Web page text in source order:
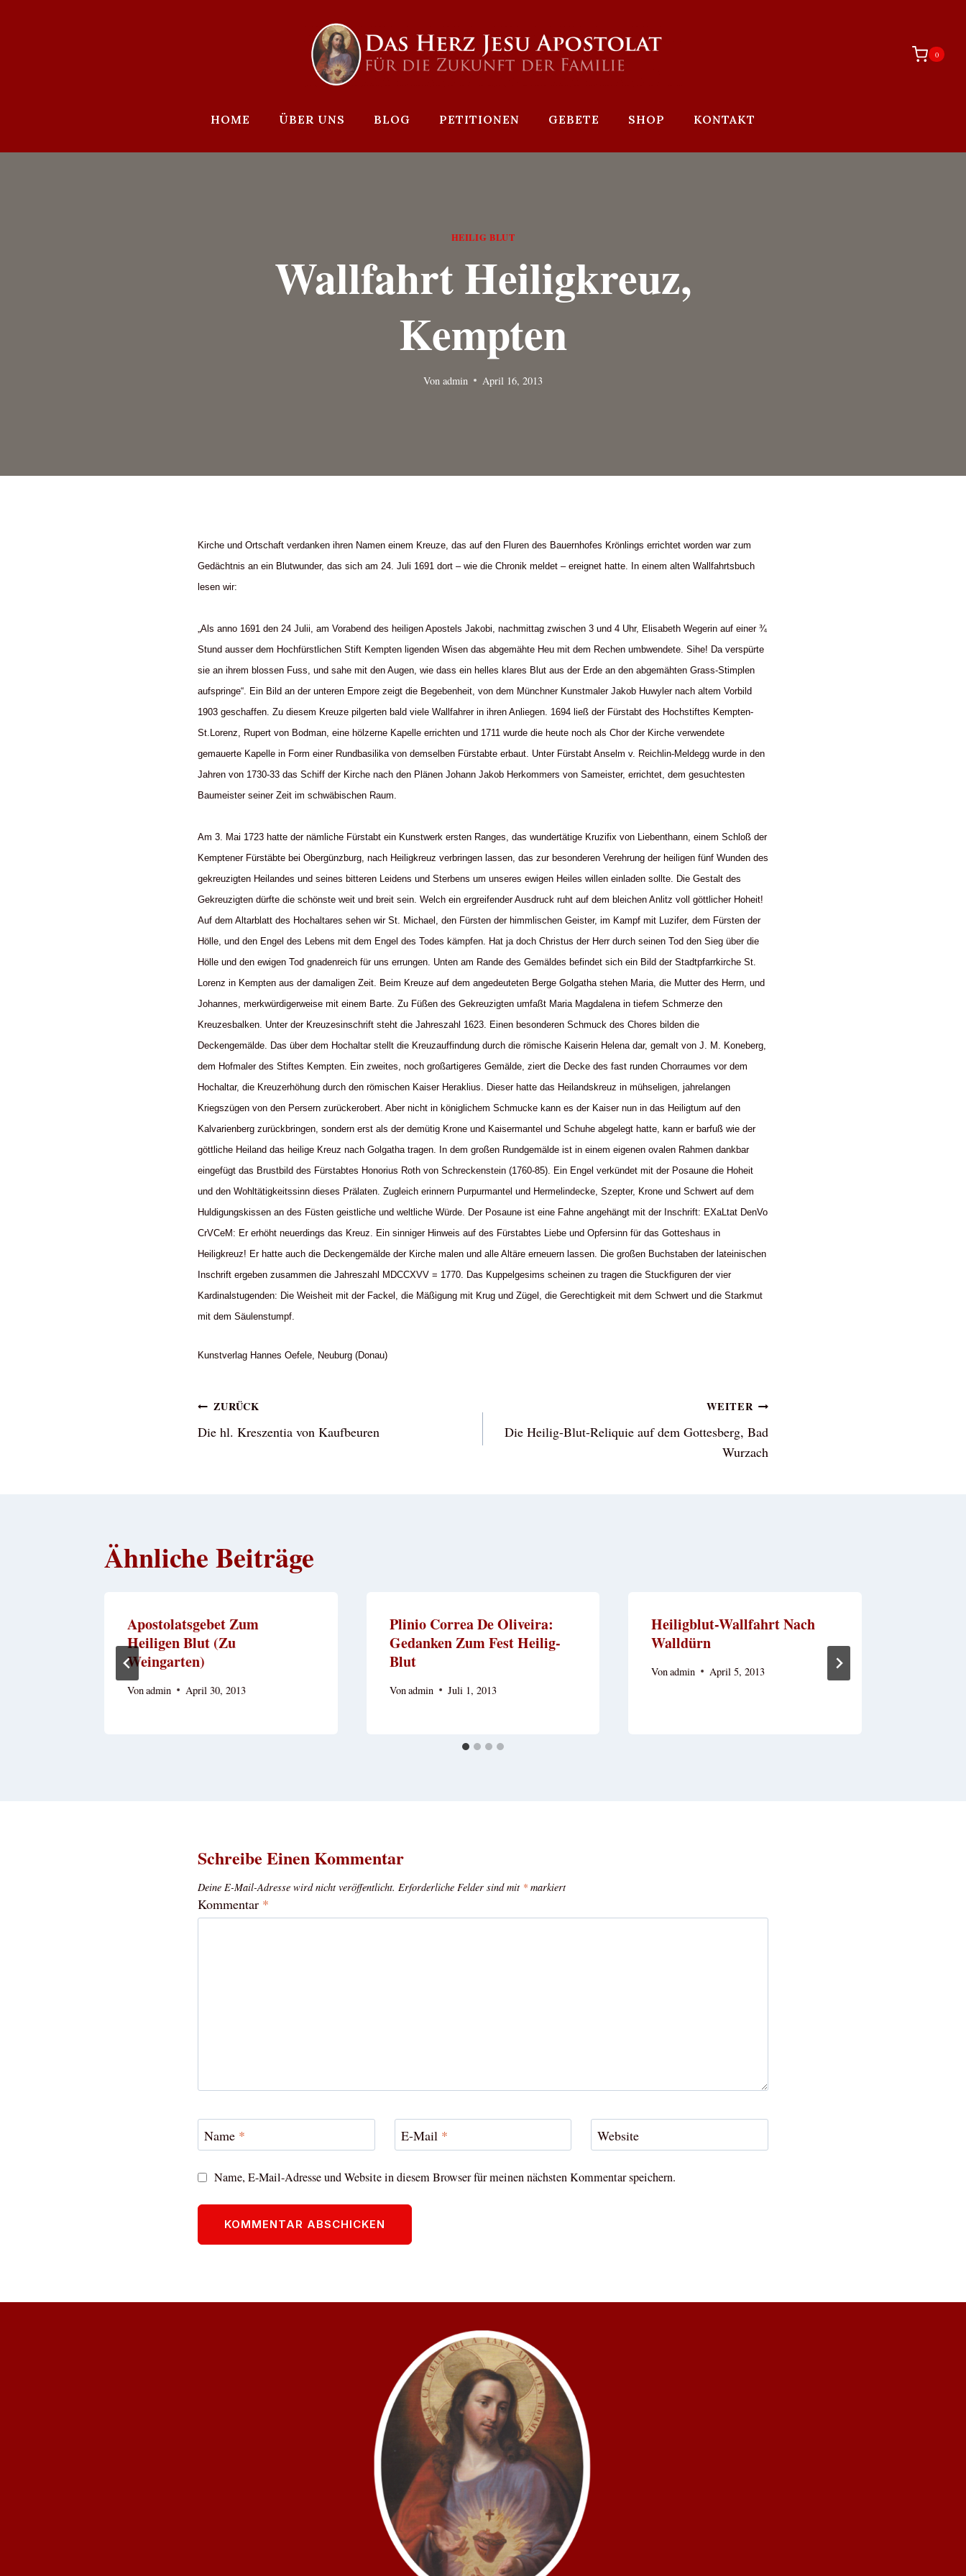
0
HOME ÜBER UNS BLOG PETITIONEN GEBETE SHOP KONTAKT
HEILIG BLUT
Wallfahrt Heiligkreuz,
Kempten
Von admin April 16, 2013
Kirche und Ortschaft verdanken ihren Namen einem Kreuze, das auf den Fluren des Bauernhofes Krönlings errichtet worden war zum
Gedächtnis an ein Blutwunder, das sich am 24. Juli 1691 dort – wie die Chronik meldet – ereignet hatte. In einem alten Wallfahrtsbuch
lesen wir:
„Als anno 1691 den 24 Julii, am Vorabend des heiligen Apostels Jakobi, nachmittag zwischen 3 und 4 Uhr, Elisabeth Wegerin auf einer ¾
Stund ausser dem Hochfürstlichen Stift Kempten ligenden Wisen das abgemähte Heu mit dem Rechen umbwendete. Sihe! Da verspürte
sie an ihrem blossen Fuss, und sahe mit den Augen, wie dass ein helles klares Blut aus der Erde an den abgemähten Grass-Stimplen
aufspringe“. Ein Bild an der unteren Empore zeigt die Begebenheit, von dem Münchner Kunstmaler Jakob Huwyler nach altem Vorbild
1903 geschaffen. Zu diesem Kreuze pilgerten bald viele Wallfahrer in ihren Anliegen. 1694 ließ der Fürstabt des Hochstiftes Kempten-
St.Lorenz, Rupert von Bodman, eine hölzerne Kapelle errichten und 1711 wurde die heute noch als Chor der Kirche verwendete
gemauerte Kapelle in Form einer Rundbasilika von demselben Fürstabte erbaut. Unter Fürstabt Anselm v. Reichlin-Meldegg wurde in den
Jahren von 1730-33 das Schiff der Kirche nach den Plänen Johann Jakob Herkommers von Sameister, errichtet, dem gesuchtesten
Baumeister seiner Zeit im schwäbischen Raum.
Am 3. Mai 1723 hatte der nämliche Fürstabt ein Kunstwerk ersten Ranges, das wundertätige Kruzifix von Liebenthann, einem Schloß der
Kemptener Fürstäbte bei Obergünzburg, nach Heiligkreuz verbringen lassen, das zur besonderen Verehrung der heiligen fünf Wunden des
gekreuzigten Heilandes und seines bitteren Leidens und Sterbens um unseres ewigen Heiles willen einladen sollte. Die Gestalt des
Gekreuzigten dürfte die schönste weit und breit sein. Welch ein ergreifender Ausdruck ruht auf dem bleichen Anlitz voll göttlicher Hoheit!
Auf dem Altarblatt des Hochaltares sehen wir St. Michael, den Fürsten der himmlischen Geister, im Kampf mit Luzifer, dem Fürsten der
Hölle, und den Engel des Lebens mit dem Engel des Todes kämpfen. Hat ja doch Christus der Herr durch seinen Tod den Sieg über die
Hölle und den ewigen Tod gnadenreich für uns errungen. Unten am Rande des Gemäldes befindet sich ein Bild der Stadtpfarrkirche St.
Lorenz in Kempten aus der damaligen Zeit. Beim Kreuze auf dem angedeuteten Berge Golgatha stehen Maria, die Mutter des Herrn, und
Johannes, merkwürdigerweise mit einem Barte. Zu Füßen des Gekreuzigten umfaßt Maria Magdalena in tiefem Schmerze den
Kreuzesbalken. Unter der Kreuzesinschrift steht die Jahreszahl 1623. Einen besonderen Schmuck des Chores bilden die
Deckengemälde. Das über dem Hochaltar stellt die Kreuzauffindung durch die römische Kaiserin Helena dar, gemalt von J. M. Koneberg,
dem Hofmaler des Stiftes Kempten. Ein zweites, noch großartigeres Gemälde, ziert die Decke des fast runden Chorraumes vor dem
Hochaltar, die Kreuzerhöhung durch den römischen Kaiser Heraklius. Dieser hatte das Heilandskreuz in mühseligen, jahrelangen
Kriegszügen von den Persern zurückerobert. Aber nicht in königlichem Schmucke kann es der Kaiser nun in das Heiligtum auf den
Kalvarienberg zurückbringen, sondern erst als der demütig Krone und Kaisermantel und Schuhe abgelegt hatte, kann er barfuß wie der
göttliche Heiland das heilige Kreuz nach Golgatha tragen. In dem großen Rundgemälde ist in einem eigenen ovalen Rahmen dankbar
eingefügt das Brustbild des Fürstabtes Honorius Roth von Schreckenstein (1760-85). Ein Engel verkündet mit der Posaune die Hoheit
und den Wohltätigkeitssinn dieses Prälaten. Zugleich erinnern Purpurmantel und Hermelindecke, Szepter, Krone und Schwert auf dem
Huldigungskissen an des Füsten geistliche und weltliche Würde. Der Posaune ist eine Fahne angehängt mit der Inschrift: EXaLtat DenVo
CrVCeM: Er erhöht neuerdings das Kreuz. Ein sinniger Hinweis auf des Fürstabtes Liebe und Opfersinn für das Gotteshaus in
Heiligkreuz! Er hatte auch die Deckengemälde der Kirche malen und alle Altäre erneuern lassen. Die großen Buchstaben der lateinischen
Inschrift ergeben zusammen die Jahreszahl MDCCXVV = 1770. Das Kuppelgesims scheinen zu tragen die Stuckfiguren der vier
Kardinalstugenden: Die Weisheit mit der Fackel, die Mäßigung mit Krug und Zügel, die Gerechtigkeit mit dem Schwert und die Starkmut
mit dem Säulenstumpf.
Kunstverlag Hannes Oefele, Neuburg (Donau)
Beitragsnavigation
ZURÜCK
Die hl. Kreszentia von Kaufbeuren
WEITER
Die Heilig-Blut-Reliquie auf dem Gottesberg, Bad
Wurzach
Ähnliche Beiträge
Apostolatsgebet Zum
Heiligen Blut (zu
Weingarten)
Vonadmin April 30, 2013
Plinio Correa De Oliveira:
Gedanken Zum Fest Heilig-
Blut
Vonadmin Juli 1, 2013
Heiligblut-Wallfahrt Nach
Walldürn
Vonadmin April 5, 2013
Schreibe Einen Kommentar
Deine E-Mail-Adresse wird nicht veröffentlicht. Erforderliche Felder sind mit * markiert
Kommentar *
Name * E-Mail * Website
Name, E-Mail-Adresse und Website in diesem Browser für meinen nächsten Kommentar speichern.